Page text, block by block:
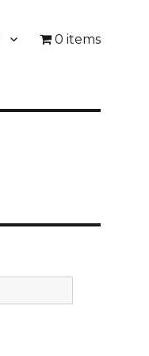
0 items